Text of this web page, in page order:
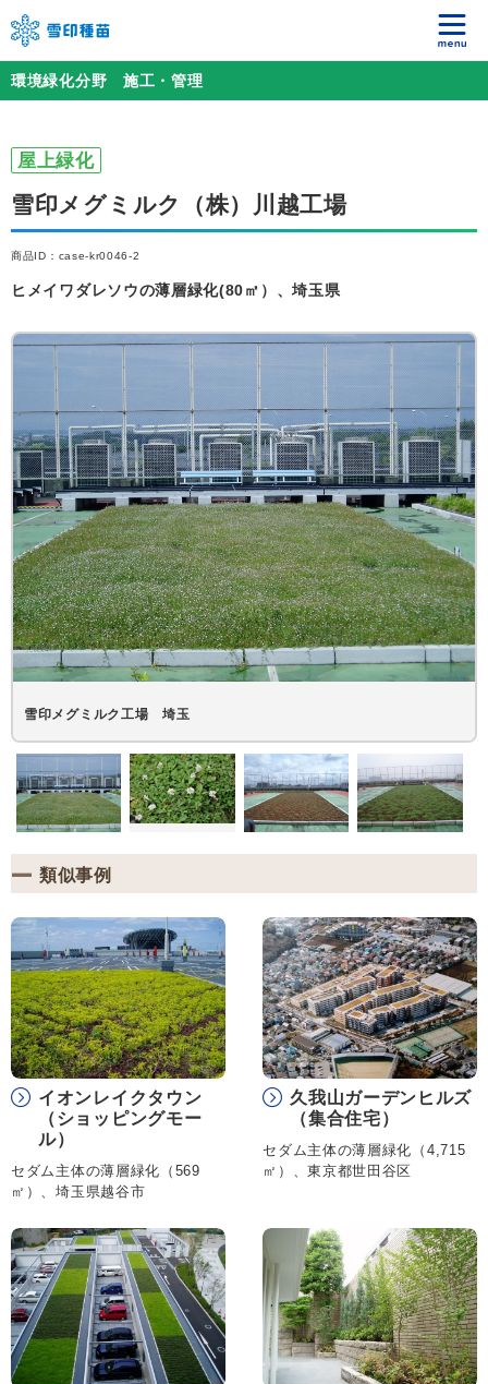
環境緑化分野 施工・管理
屋上緑化
雪印メグミルク（株）川越工場
商品ID：case-kr0046-2
ヒメイワダレソウの薄層緑化(80㎡）、埼玉県
雪印メグミルク工場 埼玉
類似事例
イオンレイクタウン
（ショッピングモー
ル）
セダム主体の薄層緑化（569
㎡）、埼玉県越谷市
久我山ガーデンヒルズ
（集合住宅）
セダム主体の薄層緑化（4,715
㎡）、東京都世田谷区